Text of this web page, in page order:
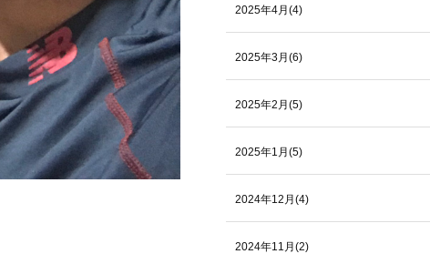
2025年4月(4)
2025年3月(6)
2025年2月(5)
2025年1月(5)
2024年12月(4)
2024年11月(2)